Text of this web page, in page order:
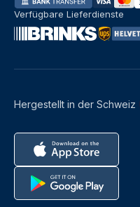
Hergestellt in der Schweiz
Verfügbare Lieferdienste